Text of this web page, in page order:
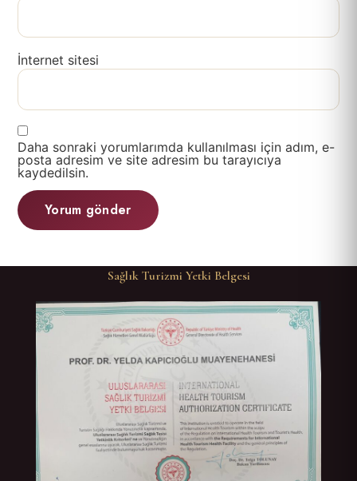
İnternet sitesi
Daha sonraki yorumlarımda kullanılması için adım, e-
posta adresim ve site adresim bu tarayıcıya
kaydedilsin.
Sağlık Turizmi Yetki Belgesi